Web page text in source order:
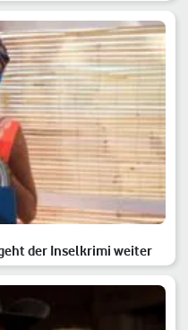
der Inselkrimi weiter